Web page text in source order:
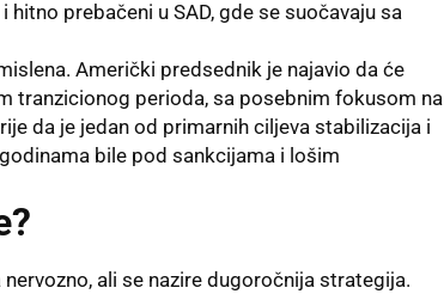
prebačeni u SAD, gde se suočavaju sa
Američki predsednik je najavio da će
tranzicionog perioda, sa posebnim fokusom na
da je jedan od primarnih ciljeva stabilizacija i
bile pod sankcijama i lošim
ali se nazire dugoročnija strategija.